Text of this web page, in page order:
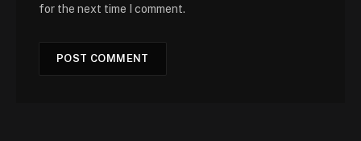
for the next time I comment.